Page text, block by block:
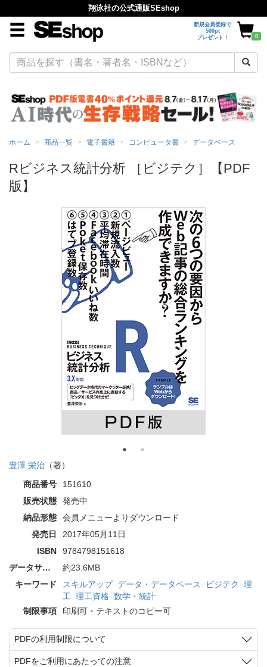
翔泳社の公式通販SEshop
新規会員登録で
500pt
プレゼント！
0
ホーム 商品一覧 電子書籍 コンピュータ書 データベース
Rビジネス統計分析 ［ビジテク］【PDF
版】
豊澤 栄治 （著）
商品番号
151610
販売状態
発売中
納品形態
会員メニューよりダウンロード
発売日
2017年05月11日
ISBN
9784798151618
データサイズ
約23.6MB
キーワード
スキルアップ データ・データベース ビジテク
理
工 理工資格 数学・統計
制限事項
印刷可・テキストのコピー可
PDFの利用制限について
PDFをご利用にあたっての注意